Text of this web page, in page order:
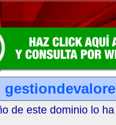
de este dominio lo